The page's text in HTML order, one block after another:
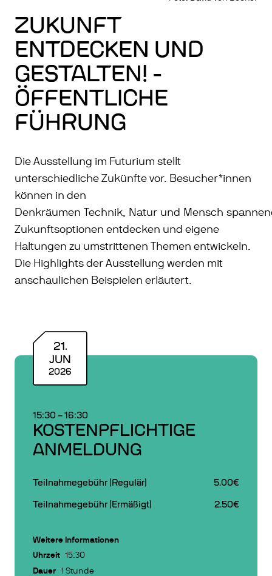
ZUKUNFT
ENTDECKEN UND
GESTALTEN! -
ÖFFENTLICHE
FÜHRUNG
Die Ausstellung im Futurium stellt
unterschiedliche Zukünfte vor. Besucher*innen
können in den
Denkräumen Technik, Natur und Mensch
Zukunftsoptionen entdecken und eigene
Haltungen zu umstrittenen Themen entwickeln.
Die Highlights der Ausstellung werden mit
anschaulichen Beispielen erläutert.
21.
JUN
2026
15:30 –16:30
KOSTENPFLICHTIGE
ANMELDUNG
Teilnahmegebühr (Regulär) 5.00€
Teilnahmegebühr (Ermäßigt) 2.50€
Weitere Informationen
Uhrzeit 15:30
Dauer 1 Stunde